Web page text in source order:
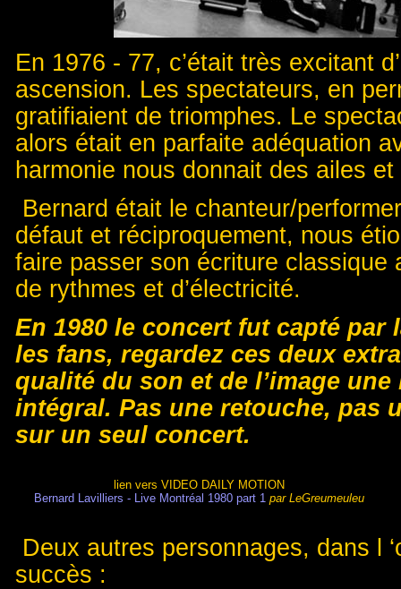
En 1976 - 77, c’était très excitant
ascension. Les spectateurs, en
gratifiaient de triomphes. Le
alors était en parfaite adéquation
harmonie nous donnait des ailes
Bernard était le chanteur/
défaut et réciproquement, nous
faire passer son écriture classique
de rythmes et d’électricité.
En 1980 le concert fut capté
les fans, regardez ces deux
qualité du son et de l’image
intégral. Pas une retouche, pas
sur un seul concert.
lien vers VIDEO DAILY MOTION
Bernard Lavilliers - Live Montréal 1980 part 1 par LeGreumeuleu
Deux autres personnages, dans l
succès :